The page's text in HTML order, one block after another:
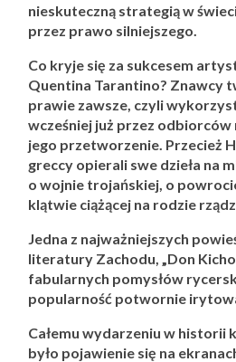
nieskuteczną strategią w
przez prawo silniejszego.
Co kryje się za sukcesem
Quentina Tarantino? Znawcy
prawie zawsze, czyli
wcześniej już przez odbiorców
jego przetworzenie. Przecież
greccy opierali swe dzieła na
o wojnie trojańskiej, o
klątwie ciążącej na rodzie
Jedna z najważniejszych
literatury Zachodu, „Don
fabularnych pomysłów
popularność potwornie
Całemu wydarzeniu w historii
było pojawienie się na